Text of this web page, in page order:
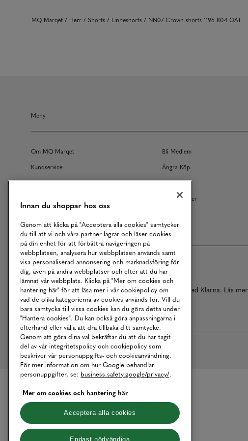
MQ Marqet Herr Shorts Linneshorts NN07 Crown shorts 1196 804 OAT
Meny
Om MQ Marqet Bli Medlem
Kundservice
Ångra Köp
Returer
Köpvillkor
Våra Tjänster
Betalningar online sköts i samarbete med Klarna. Läs mer
Innan du shoppar hos oss
Genom att klicka på "Acceptera alla cookies" samtycker
du till att vi och våra partner lagrar och läser cookies
på din enhet för att förbättra navigeringen på
webbplatsen, analysera hur webbplatsen används samt
visa personaliserad annonsering och marknadsföring för
dig, även på andra webbplatser och efter att du har
lämnat vår webbplats. Klicka på "Mer om cookies och
hantering här" för att läsa mer i vår cookiepolicy om
vad de olika kategorierna av cookies används för. Vill du
bara samtycka till vissa cookies kan du göra detta under
"Hantera cookies". Du kan också göra anpassningarna i
efterhand eller välja att dra tillbaka ditt samtycke.
Genom att göra dina val bekräftar du att du har tagit
del av vår integritetspolicy och cookiepolicy som
beskriver vår personuppgifts- och cookieanvändning.
För mer information om hur Google behandlar
personuppgifter, se: business.safety.google/privacy/.
Mer om cookies och hantering här
Acceptera alla cookies
Endast nödvändiga